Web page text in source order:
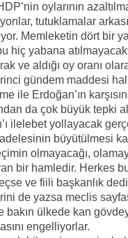
oylarının
tutuklamalar
Memleketin dört bir
hiç yabana
ve aldığı oy oranı
gündem maddesi
ile Erdoğan’ın
da çok büyük tepki
ilelebet yollayacak
büyütülmesi
olmayacağı,
bir hamledir. Herkes
ve fiili başkanlık
de yazsa meclis
bakın ülkede kan
engelliyorlar.